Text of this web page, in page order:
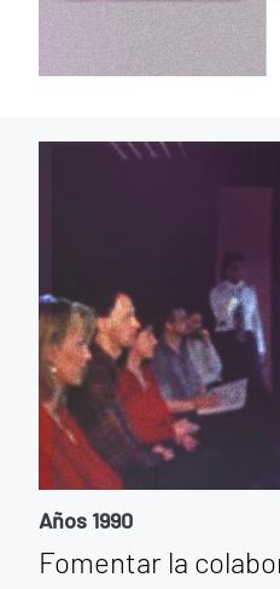
Años 1990
Fomentar la